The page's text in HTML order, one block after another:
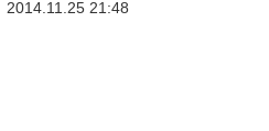
2014.11.25 21:48